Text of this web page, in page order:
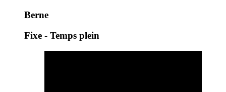
Berne
Fixe - Temps plein